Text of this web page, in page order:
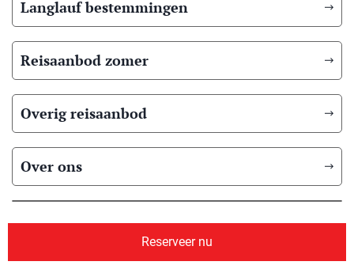
Reserveer nu
Langlauf bestemmingen
Reisaanbod zomer
Overig reisaanbod
Over ons